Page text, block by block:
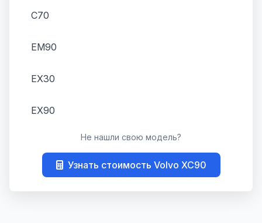
C70
EM90
EX30
EX90
S60
Не нашли свою модель?
Узнать стоимость Volvo XC90